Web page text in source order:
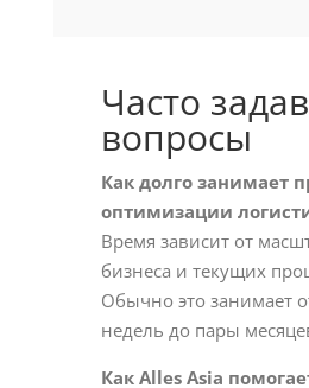
Часто
вопросы
Как долго занимает
оптимизации
Время зависит от
бизнеса и текущих
Обычно это занимает
недель до пары
Как Alles Asia